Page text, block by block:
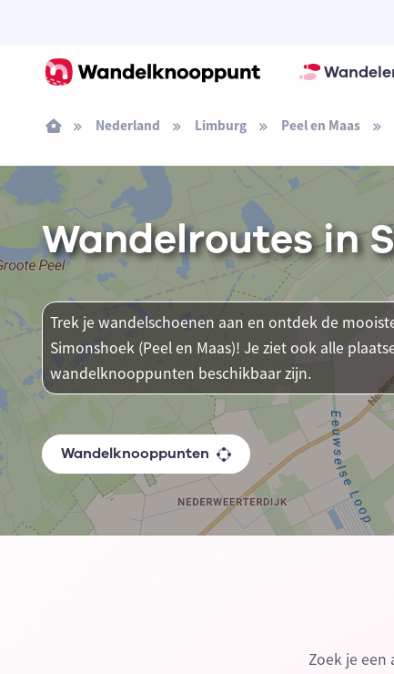
Nederland Limburg Peel en Maas
Wandelroutes in
Trek je wandelschoenen aan en ontdek de
Simonshoek (Peel en Maas)! Je ziet ook alle
wandelknooppunten beschikbaar zijn.
Wandelknooppunten
Zoek je een